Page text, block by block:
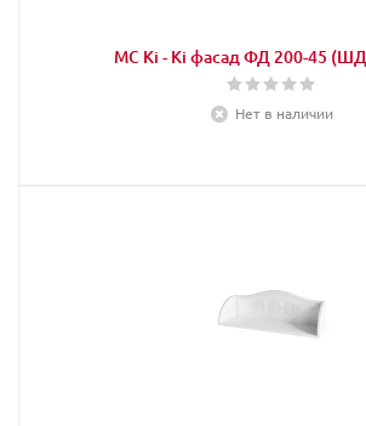
МС Кi - Кi фасад ФД 200-45
Нет в наличии